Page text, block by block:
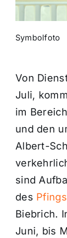
Themen und
Gewinnspiele
Symbolfoto
Von
Juli,
im
und den
Albert-
sind
des
Biebrich.
Juni, bis